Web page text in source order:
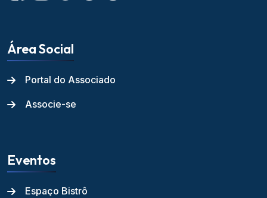
Área Social
Portal do Associado
Associe-se
Eventos
Espaço Bistrô